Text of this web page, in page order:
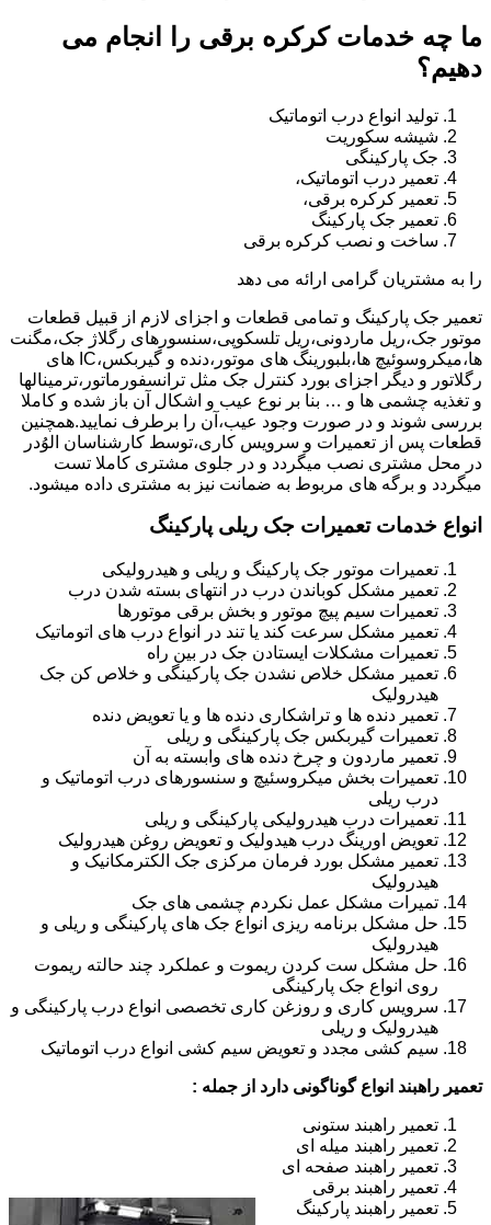
ما چه خدمات کرکره برقی را انجام می
دهیم؟
تولید انواع درب اتوماتیک
شیشه سکوریت
جک پارکینگی
تعمیر درب اتوماتیک،
تعمیر کرکره برقی،
تعمیر جک پارکینگ
ساخت و نصب کرکره برقی
را به مشتریان گرامی ارائه می دهد
تعمیر جک پارکینگ و تمامی قطعات و اجزای لازم از قبیل قطعات
موتور جک،ریل ماردونی،ریل تلسکوپی،سنسورهای رگلاژ جک،مگنت
ها،میکروسوئیچ ها،بلبورینگ های موتور،دنده و گیربکس،IC های
رگلاتور و دیگر اجزای بورد کنترل جک مثل ترانسفورماتور،ترمینالها
و تغذیه چشمی ها و … بنا بر نوع عیب و اشکال آن باز شده و کاملا
بررسی شوند و در صورت وجود عیب،آن را برطرف نمایید.همچنین
قطعات پس از تعمیرات و سرویس کاری،توسط کارشناسان الوُدر
در محل مشتری نصب میگردد و در جلوی مشتری کاملا تست
میگردد و برگه های مربوط به ضمانت نیز به مشتری داده میشود.
انواع خدمات تعمیرات جک ریلی پارکینگ
تعمیرات موتور جک پارکینگ و ریلی و هیدرولیکی
تعمیر مشکل کوباندن درب در انتهای بسته شدن درب
تعمیرات سیم پیچ موتور و بخش برقی موتورها
تعمیر مشکل سرعت کند یا تند در انواع درب های اتوماتیک
تعمیرات مشکلات ایستادن جک در بین راه
تعمیر مشکل خلاص نشدن جک پارکینگی و خلاص کن جک
هیدرولیک
تعمیر دنده ها و تراشکاری دنده ها و یا تعویض دنده
تعمیرات گیربکس جک پارکینگی و ریلی
تعمیر ماردون و چرخ دنده های وابسته به آن
تعمیرات بخش میکروسئیچ و سنسورهای درب اتوماتیک و
درب ریلی
تعمیرات درب هیدرولیکی پارکینگی و ریلی
تعویض اورینگ درب هیدولیک و تعویض روغن هیدرولیک
تعمیر مشکل بورد فرمان مرکزی جک الکترمکانیک و
هیدرولیک
تمیرات مشکل عمل نکردم چشمی های جک
حل مشکل برنامه ریزی انواع جک های پارکینگی و ریلی و
هیدرولیک
حل مشکل ست کردن ریموت و عملکرد چند حالته ریموت
روی انواع جک پارکینگی
سرویس کاری و روزغن کاری تخصصی انواع درب پارکینگی و
هیدرولیک و ریلی
سیم کشی مجدد و تعویض سیم کشی انواع درب اتوماتیک
تعمیر راهبند انواع گوناگونی دارد از جمله :
تعمیر راهبند ستونی
تعمیر راهبند میله ای
تعمیر راهبند صفحه ای
تعمیر راهبند برقی
تعمیر راهبند پارکینگ